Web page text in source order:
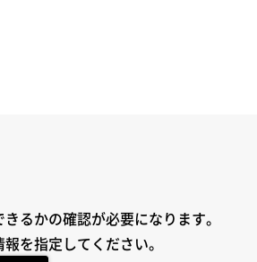
るかの確認が必要になります。
を指定してください。